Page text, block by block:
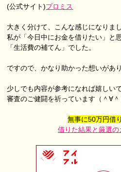
(公式サイト)プロミス
大きく分けて、こんな感じになりまし
私が「今日中にお金を借りたい」と
「生活費の補てん」でした。
ですので、かなり助かった想いがあ
少しでも内容が参考になれば嬉しい
審査のご健闘を祈っています（＾∀
無事に50万円借
借りた結果と厳選の